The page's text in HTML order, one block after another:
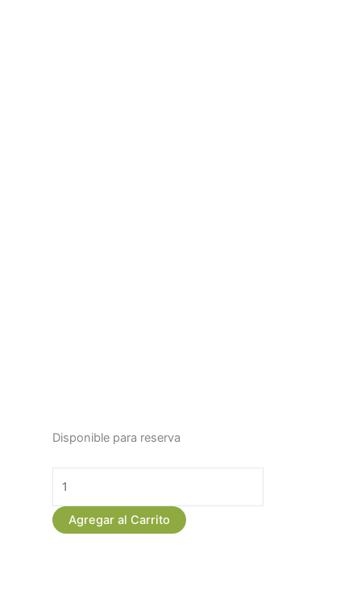
Disponible para reserva
Exquisita
Regalo
Anthurium
Rosado
Agregar al Carrito